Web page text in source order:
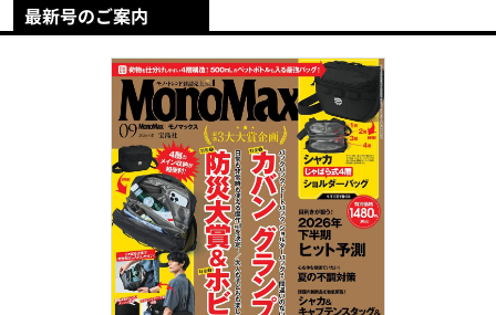
最新号のご案内